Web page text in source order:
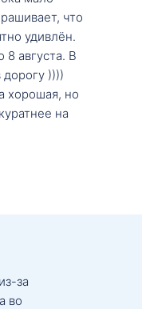
что
удивлён.
августа. В
))))
хорошая, но
на
за
во